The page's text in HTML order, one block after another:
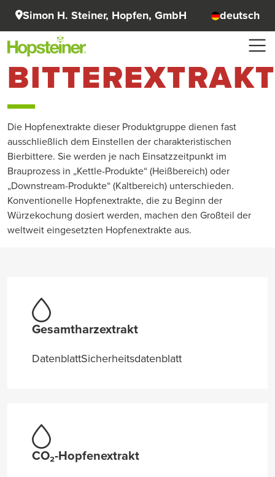
Simon H. Steiner, Hopfen, GmbH deutsch
Die Hopfenextrakte dieser Produktgruppe dienen fast
ausschließlich dem Einstellen der charakteristischen
Bierbittere. Sie werden je nach Einsatzzeitpunkt im
Brauprozess in „Kettle-Produkte“ (Heißbereich) oder
„Downstream-Produkte“ (Kaltbereich) unterschieden.
Konventionelle Hopfenextrakte, die zu Beginn der
Würzekochung dosiert werden, machen den Großteil der
weltweit eingesetzten Hopfenextrakte aus.
Gesamtharzextrakt
DatenblattSicherheitsdatenblatt
CO₂-Hopfenextrakt